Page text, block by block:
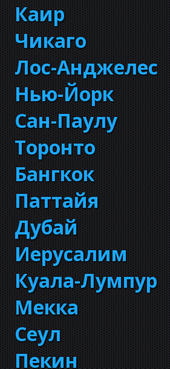
Каир
Чикаго
Лос-Анджелес
Нью-Йорк
Сан-Паулу
Торонто
Бангкок
Паттайя
Дубай
Иерусалим
Куала-Лумпур
Мекка
Сеул
Пекин